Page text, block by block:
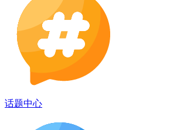
话题中心